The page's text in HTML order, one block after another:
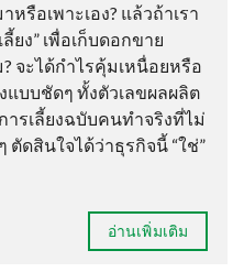
หรือเพาะเอง? แล้วถ้าเรา
ยง” เพื่อเก็บดอกขาย
จะได้กำไรคุ้มเหนื่อยหรือ
แบบชัดๆ ทั้งตัวเลขผลผลิต
รเลี้ยงฉบับคนทำจริงที่ไม่
ตัดสินใจได้ว่าธุรกิจนี้ “ใช่”
อ่านเพิ่มเติม